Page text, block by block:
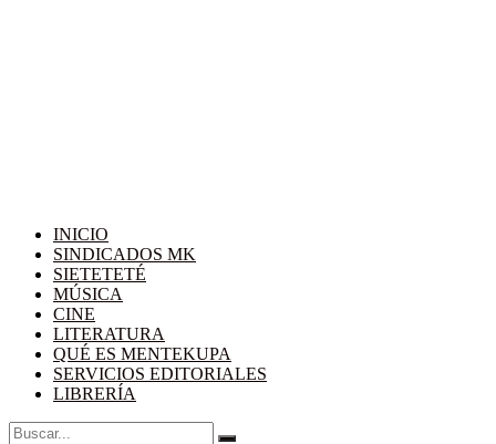
INICIO
SINDICADOS MK
SIETETETÉ
MÚSICA
CINE
LITERATURA
QUÉ ES MENTEKUPA
SERVICIOS EDITORIALES
LIBRERÍA